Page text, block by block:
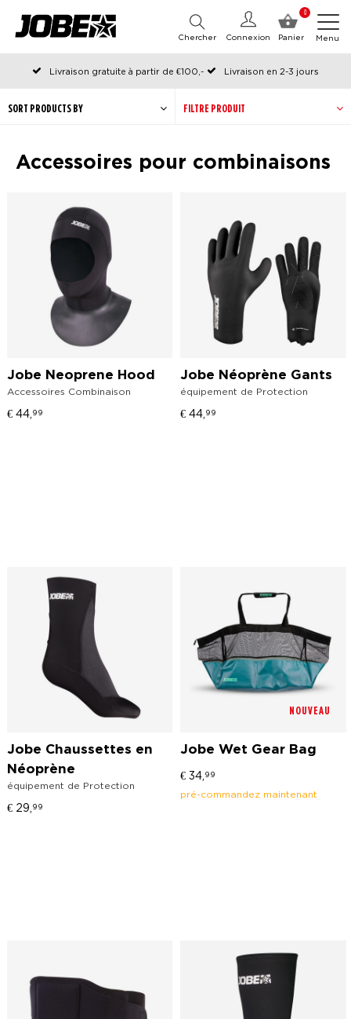
0
Panier
Connexion
Chercher Menu
Livraison gratuite à partir de €100,-
Livraison en 2-3 jours
Commandé avant 12:00 les jours ouvrables, expédié le jour même
FILTRE PRODUIT
Accessoires pour combinaisons
SORT PRODUCTS BY
Jobe Neoprene Hood
Accessoires Combinaison
€ 44, 99
Jobe Néoprène Gants
équipement de Protection
€ 44, 99
Jobe Chaussettes en
Néoprène
équipement de Protection
€ 29, 99
NOUVEAU
Jobe Wet Gear Bag
€ 34, 99
pré-commandez maintenant